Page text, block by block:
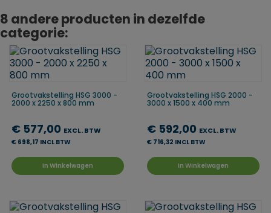
8 andere producten in dezelfde
categorie:
Grootvakstelling HSG 3000 -
2000 x 2250 x 800 mm
€ 577,00 EXCL. BTW
€ 698,17 INCL BTW
In Winkelwagen
Grootvakstelling HSG 2000 -
3000 x 1500 x 400 mm
€ 592,00 EXCL. BTW
€ 716,32 INCL BTW
In Winkelwagen